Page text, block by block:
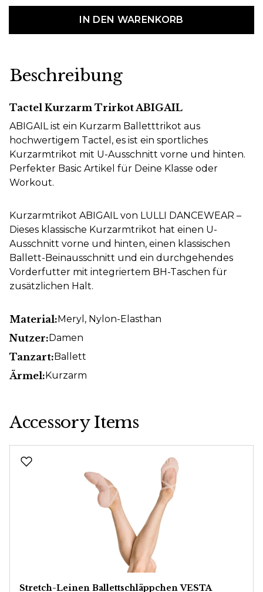
IN DEN WARENKORB
Beschreibung
Tactel Kurzarm Trirkot ABIGAIL
ABIGAIL ist ein Kurzarm Balletttrikot aus
hochwertigem Tactel, es ist ein sportliches
Kurzarmtrikot mit U-Ausschnitt vorne und hinten.
Perfekter Basic Artikel für Deine Klasse oder
Workout.
Kurzarmtrikot ABIGAIL von LULLI DANCEWEAR –
Dieses klassische Kurzarmtrikot hat einen U-
Ausschnitt vorne und hinten, einen klassischen
Ballett-Beinausschnitt und ein durchgehendes
Vorderfutter mit integriertem BH-Taschen für
zusätzlichen Halt.
Material:Meryl , Nylon-Elasthan
Nutzer:Damen
Tanzart:Ballett
Ärmel:Kurzarm
Accessory Items
Stretch-Leinen Ballettschläppchen VESTA